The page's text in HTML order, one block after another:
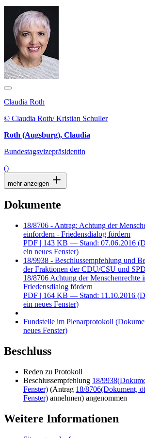
Claudia Roth
© Claudia Roth/ Kristian Schuller
Roth (Augsburg), Claudia
Bundestagsvizepräsidentin
()
mehr anzeigen
Dokumente
18/8706 - Antrag: Achtung der
einfordern - Friedensdialog fördern
PDF | 143 KB — Stand: 07.06.2016
ein neues Fenster)
18/9938 - Beschlussempfehlung und
der Fraktionen der CDU/CSU und
18/8706 Achtung der Menschenrechte
Friedensdialog fördern
PDF | 164 KB — Stand: 11.10.2016
ein neues Fenster)
Fundstelle im Plenarprotokoll
neues Fenster)
Beschluss
Reden zu Protokoll
Beschlussempfehlung 18/9938
Fenster) (Antrag 18/8706(Dokument,
Fenster) annehmen) angenommen
Weitere Informationen